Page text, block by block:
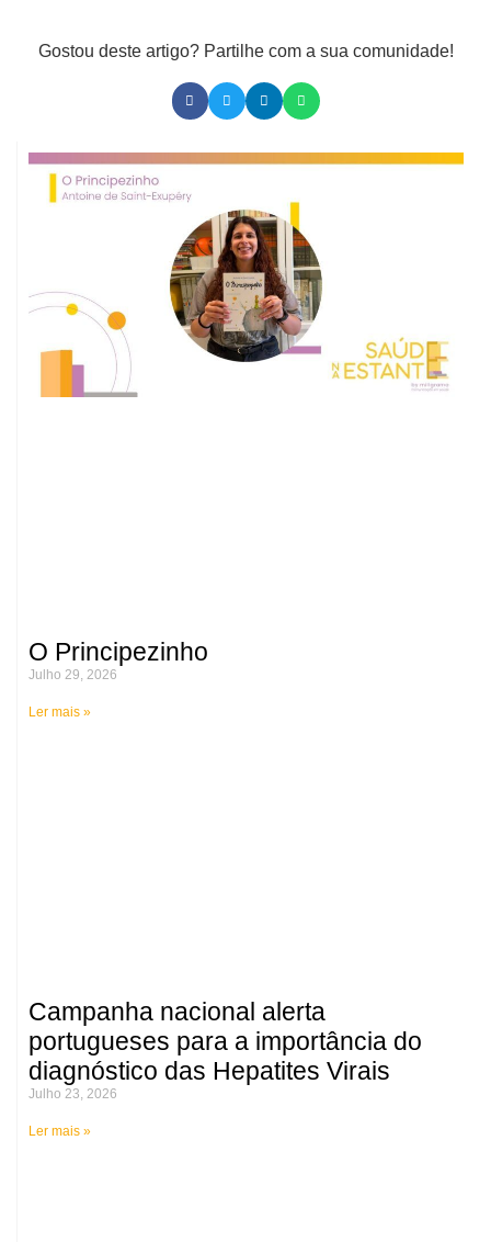
Gostou deste artigo? Partilhe com a sua comunidade!
O Principezinho
Julho 29, 2026
Ler mais »
Campanha nacional alerta
portugueses para a importância do
diagnóstico das Hepatites Virais
Julho 23, 2026
Ler mais »